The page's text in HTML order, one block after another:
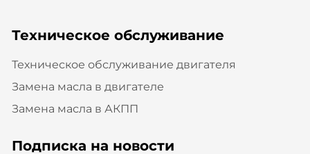
Техническое обслуживание
Техническое обслуживание двигателя
Замена масла в двигателе
Замена масла в АКПП
Подписка на новости